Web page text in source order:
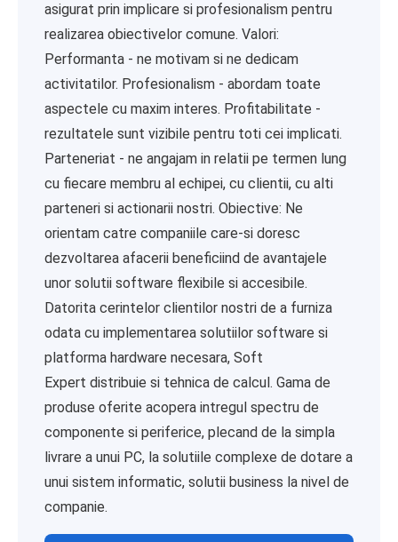
asigurat prin implicare si profesionalism pentru
realizarea obiectivelor comune. Valori:
Performanta - ne motivam si ne dedicam
activitatilor. Profesionalism - abordam toate
aspectele cu maxim interes. Profitabilitate -
rezultatele sunt vizibile pentru toti cei implicati.
Parteneriat - ne angajam in relatii pe termen lung
cu fiecare membru al echipei, cu clientii, cu alti
parteneri si actionarii nostri. Obiective: Ne
orientam catre companiile care-si doresc
dezvoltarea afacerii beneficiind de avantajele
unor solutii software flexibile si accesibile.
Datorita cerintelor clientilor nostri de a furniza
odata cu implementarea solutiilor software si
platforma hardware necesara, Soft
Expert distribuie si tehnica de calcul. Gama de
produse oferite acopera intregul spectru de
componente si periferice, plecand de la simpla
livrare a unui PC, la solutiile complexe de dotare a
unui sistem informatic, solutii business la nivel de
companie.